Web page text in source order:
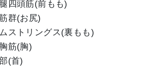
四頭筋(前もも)
群(お尻)
ストリングス(裏もも)
筋(胸)
(首)